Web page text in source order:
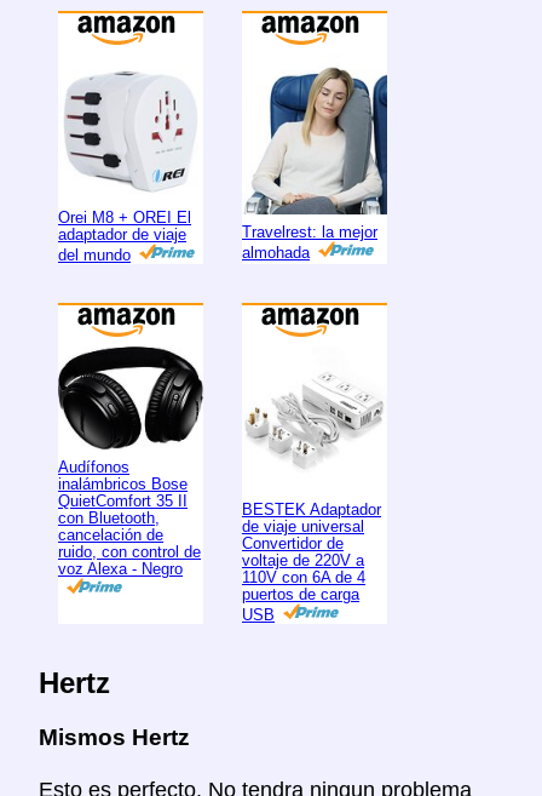
Orei M8 + OREI El
adaptador de viaje
del mundo
Travelrest: la mejor
almohada
Audífonos
inalámbricos Bose
QuietComfort 35 II
con Bluetooth,
cancelación de
ruido, con control de
voz Alexa - Negro
BESTEK Adaptador
de viaje universal
Convertidor de
voltaje de 220V a
110V con 6A de 4
puertos de carga
USB
Hertz
Mismos Hertz
Esto es perfecto. No tendra ningun problema